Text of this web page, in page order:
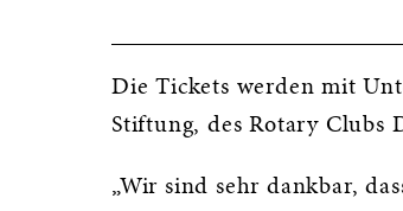
Die Tickets werden mit
Stiftung, des Rotary Clubs
„Wir sind sehr dankbar,